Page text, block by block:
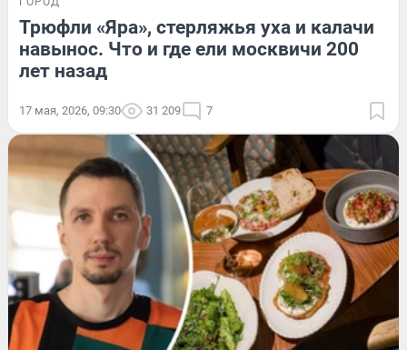
Трюфли «Яра», стерляжья уха и калачи
навынос. Что и где ели москвичи 200
лет назад
17 мая, 2026, 09:30 31 209 7